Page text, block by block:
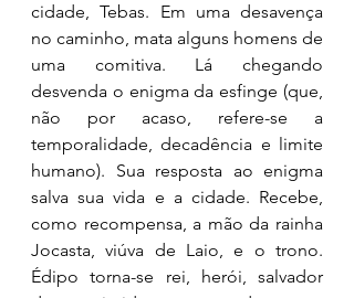
cidade, Tebas. Em uma desavença
no caminho, mata alguns homens de
uma comitiva. Lá chegando
desvenda o enigma da esfinge (que,
não por acaso, refere-se a
temporalidade, decadência e limite
humano). Sua resposta ao enigma
salva sua vida e a cidade. Recebe,
como recompensa, a mão da rainha
Jocasta, viúva de Laio, e o trono.
Édipo torna-se rei, herói, salvador